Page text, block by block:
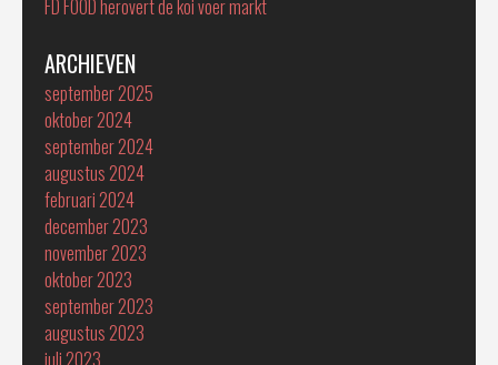
FD FOOD herovert de koi voer markt
ARCHIEVEN
september 2025
oktober 2024
september 2024
augustus 2024
februari 2024
december 2023
november 2023
oktober 2023
september 2023
augustus 2023
juli 2023